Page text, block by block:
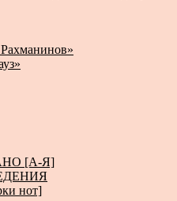
[А-Я]
нот]